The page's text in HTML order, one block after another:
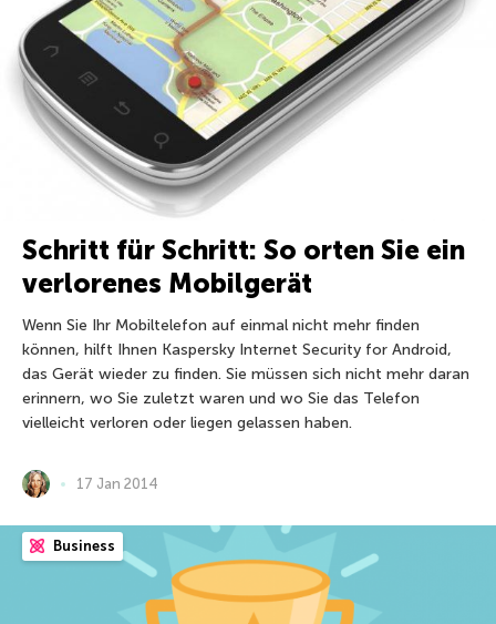
Schritt für Schritt: So orten Sie ein
verlorenes Mobilgerät
Wenn Sie Ihr Mobiltelefon auf einmal nicht mehr finden
können, hilft Ihnen Kaspersky Internet Security for Android,
das Gerät wieder zu finden. Sie müssen sich nicht mehr daran
erinnern, wo Sie zuletzt waren und wo Sie das Telefon
vielleicht verloren oder liegen gelassen haben.
17 Jan 2014
Business